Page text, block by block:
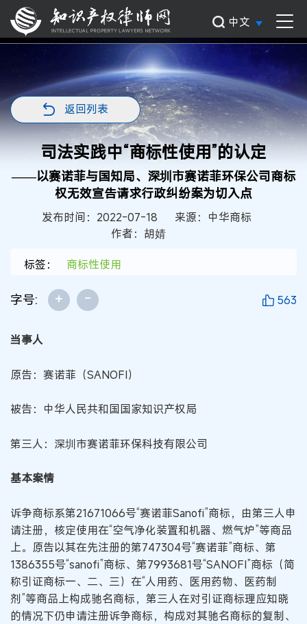
中文
返回列表
司法实践中“商标性使用”的认定
——以赛诺菲与国知局、深圳市赛诺菲环保公司商标
权无效宣告请求行政纠纷案为切入点
发布时间：2022-07-18
来源：中华商标
作者：胡婧
标签： 商标性使用
字号: + - 563
当事人
原告：赛诺菲（SANOFI）
被告：中华人民共和国国家知识产权局
第三人：深圳市赛诺菲环保科技有限公司
基本案情
诉争商标系第21671066号“赛诺菲Sanofi”商标，由第三人申
请注册，核定使用在“空气净化装置和机器、燃气炉”等商品
上。原告以其在先注册的第747304号“赛诺菲”商标、第
1386355号“sanofi”商标、第7993681号“SANOFI”商标（简
称引证商标一、二、三）在“人用药、医用药物、医药制
剂”等商品上构成驰名商标，第三人在对引证商标理应知晓
的情况下仍申请注册诉争商标，构成对其驰名商标的复制、